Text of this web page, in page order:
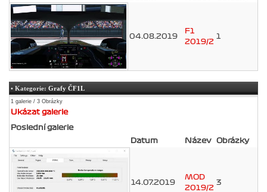
04.08.2019
F1
2019/2
1
• Kategorie: Grafy ČF1L
1 galerie / 3 Obrázky
Ukázat galerie
Poslední galerie
Datum
Název Obrázky
14.07.2019
MOD
2019/2
3